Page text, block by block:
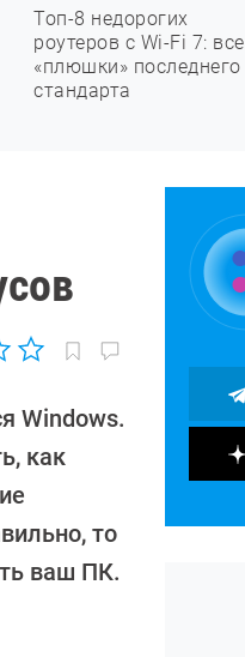
Топ-8 недорогих
роутеров с Wi-Fi 7: все
«плюшки» последнего
стандарта
Windows.
как
то
ваш ПК.